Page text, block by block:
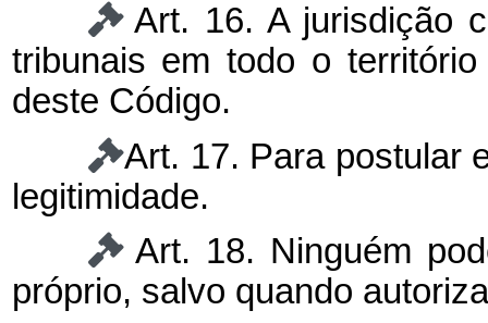
Art. 16. A jurisdição
tribunais em todo o
deste Código.
Art. 17. Para postular
legitimidade.
Art. 18. Ninguém
próprio, salvo quando